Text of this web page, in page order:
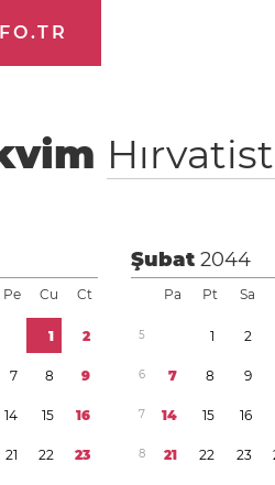
Pe Cu Ct
1 2
7 8 9
14 15 16
21 22 23
Şubat2044
Pa Pt Sa
5 1 2
6 7 8 9
7 14 15 16
8 21 22 23